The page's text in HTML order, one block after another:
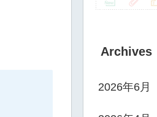
Archives
2026年6月